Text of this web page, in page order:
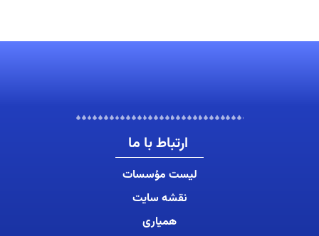
ارتباط با ما
لیست مؤسسات
نقشه سایت
همیاری